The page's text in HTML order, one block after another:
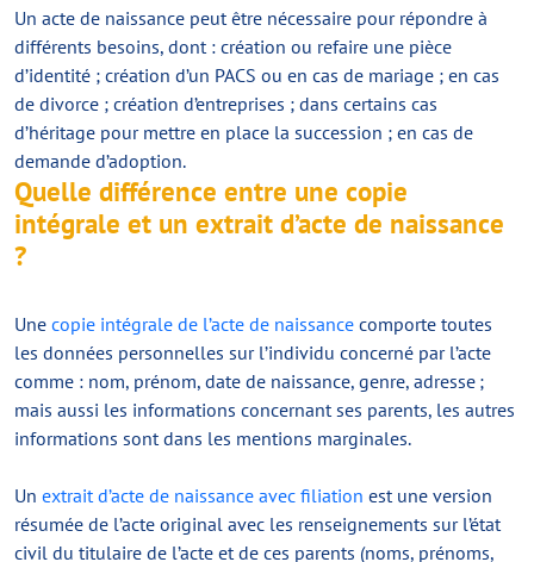
Un acte de naissance peut être nécessaire pour répondre à
différents besoins, dont : création ou refaire une pièce
d’identité ; création d’un PACS ou en cas de mariage ; en cas
de divorce ; création d’entreprises ; dans certains cas
d’héritage pour mettre en place la succession ; en cas de
demande d’adoption.
Quelle différence entre une copie
intégrale et un extrait d’acte de naissance
?
Une copie intégrale de l’acte de naissance comporte toutes
les données personnelles sur l’individu concerné par l’acte
comme : nom, prénom, date de naissance, genre, adresse ;
mais aussi les informations concernant ses parents, les autres
informations sont dans les mentions marginales.
Un extrait d’acte de naissance avec filiation est une version
résumée de l’acte original avec les renseignements sur l’état
civil du titulaire de l’acte et de ces parents (noms, prénoms,